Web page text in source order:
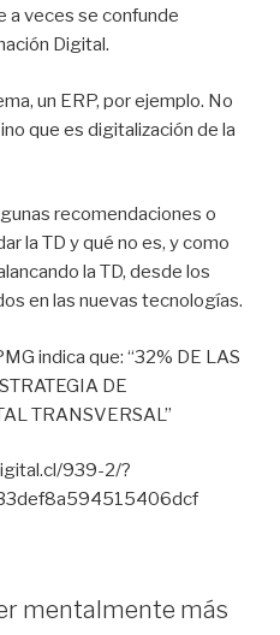
a veces se confunde
Digital.
un ERP, por ejemplo. No
que es digitalización de la
recomendaciones o
la TD y qué no es, y como
la TD, desde los
en las nuevas tecnologías.
indica que: “32% DE LAS
DE
TRANSVERSAL”
939-2/?
mentalmente más